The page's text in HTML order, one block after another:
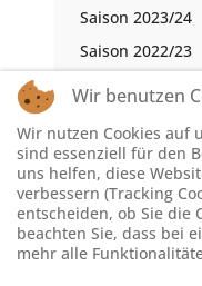
Saison 2023/24
Saison 2022/23
Saison 2021/22
Saison 2019/20
Saison 2018/19
Saison 2017/18
Saison 2016/17
Wir benutzen
Wir nutzen Cookies auf
sind essenziell für den
uns helfen, diese
verbessern (Tracking
entscheiden, ob Sie die
beachten Sie, dass bei
mehr alle